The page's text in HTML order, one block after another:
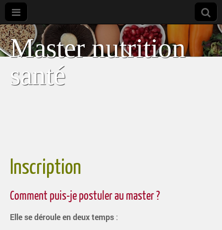
Master nutrition
santé
Inscription
Comment puis-je postuler au master ?
Elle se déroule en deux temps :